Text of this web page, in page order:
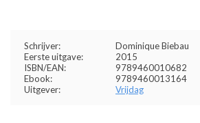
Schrijver:
Dominique Biebau
Eerste uitgave:
2015
ISBN/EAN:
9789460010682
Ebook:
9789460013164
Uitgever:
Vrijdag